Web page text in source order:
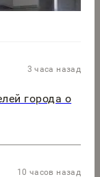
3 часа назад
города о
10 часов назад